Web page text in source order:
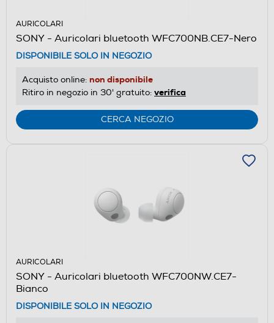
AURICOLARI
SONY - Auricolari bluetooth WFC700NB.CE7-Nero
DISPONIBILE SOLO IN NEGOZIO
Acquisto online: non disponibile
Ritiro in negozio in 30' gratuito: verifica
CERCA NEGOZIO
AURICOLARI
SONY - Auricolari bluetooth WFC700NW.CE7-
Bianco
DISPONIBILE SOLO IN NEGOZIO